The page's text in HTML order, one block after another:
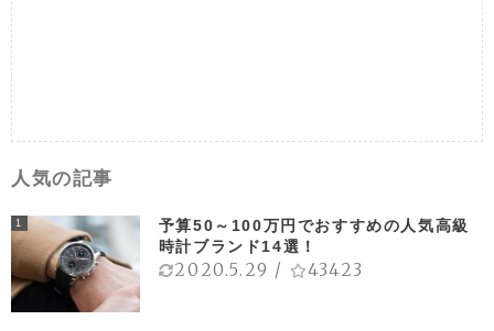
人気の記事
1
予算50～100万円でおすすめの人気高級
時計ブランド14選！
2020.5.29 / 43423